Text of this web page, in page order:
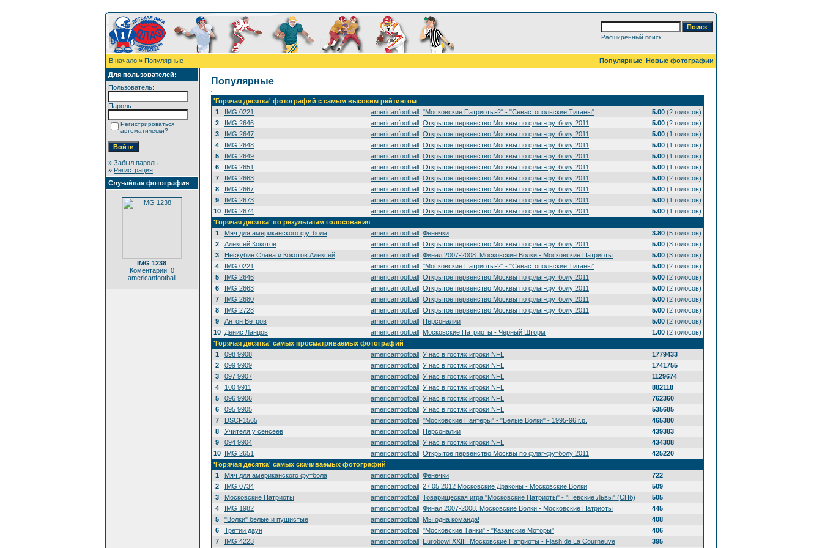
Расширенный поиск
В начало » Популярные Популярные Новые фотографии
Для пользователей:
Пользователь:
Пароль:
Регистрироваться
автоматически?
» Забыл пароль
» Регистрация
Случайная фотография
IMG 1238
Коментарии: 0
americanfootball
Популярные
'Горячая десятка' фотографий с самым высоким рейтингом
1
IMG 0221 americanfootball "Московские Патриоты-2" - "Севастопольские Титаны" 5.00 (2 голосов)
2
IMG 2646 americanfootball Открытое первенство Москвы по флаг-футболу 2011 5.00 (2 голосов)
3
IMG 2647 americanfootball Открытое первенство Москвы по флаг-футболу 2011 5.00 (1 голосов)
4
IMG 2648 americanfootball Открытое первенство Москвы по флаг-футболу 2011 5.00 (1 голосов)
5
IMG 2649 americanfootball Открытое первенство Москвы по флаг-футболу 2011 5.00 (1 голосов)
6
IMG 2651 americanfootball Открытое первенство Москвы по флаг-футболу 2011 5.00 (1 голосов)
7
IMG 2663 americanfootball Открытое первенство Москвы по флаг-футболу 2011 5.00 (2 голосов)
8
IMG 2667 americanfootball Открытое первенство Москвы по флаг-футболу 2011 5.00 (1 голосов)
9
IMG 2673 americanfootball Открытое первенство Москвы по флаг-футболу 2011 5.00 (1 голосов)
10 IMG 2674 americanfootball Открытое первенство Москвы по флаг-футболу 2011 5.00 (1 голосов)
'Горячая десятка' по результатам голосования
1
Мяч для американского футбола americanfootball Фенечки 3.80 (5 голосов)
2
Алексей Кокотов americanfootball Открытое первенство Москвы по флаг-футболу 2011 5.00 (3 голосов)
3
Нескубин Слава и Кокотов Алексей americanfootball Финал 2007-2008. Московские Волки - Московские Патриоты 5.00 (3 голосов)
4
IMG 0221 americanfootball "Московские Патриоты-2" - "Севастопольские Титаны" 5.00 (2 голосов)
5
IMG 2646 americanfootball Открытое первенство Москвы по флаг-футболу 2011 5.00 (2 голосов)
6
IMG 2663 americanfootball Открытое первенство Москвы по флаг-футболу 2011 5.00 (2 голосов)
7
IMG 2680 americanfootball Открытое первенство Москвы по флаг-футболу 2011 5.00 (2 голосов)
8
IMG 2728 americanfootball Открытое первенство Москвы по флаг-футболу 2011 5.00 (2 голосов)
9
Антон Ветров americanfootball Персоналии 5.00 (2 голосов)
10 Денис Ланцов americanfootball Московские Патриоты - Черный Шторм 1.00 (2 голосов)
'Горячая десятка' самых просматриваемых фотографий
1
098 9908 americanfootball У нас в гостях игроки NFL
1779433
2
099 9909 americanfootball У нас в гостях игроки NFL
1741755
3
097 9907 americanfootball У нас в гостях игроки NFL
1129674
4
100 9911 americanfootball У нас в гостях игроки NFL
882118
5
096 9906 americanfootball У нас в гостях игроки NFL
762360
6
095 9905 americanfootball У нас в гостях игроки NFL
535685
7
DSCF1565 americanfootball "Московские Пантеры" - "Белые Волки" - 1995-96 г.р.
465380
8
Учителя у сенсеев americanfootball Персоналии
439383
9
094 9904 americanfootball У нас в гостях игроки NFL
434308
10 IMG 2651 americanfootball Открытое первенство Москвы по флаг-футболу 2011
425220
'Горячая десятка' самых скачиваемых фотографий
1
Мяч для американского футбола americanfootball Фенечки
722
2
IMG 0734 americanfootball 27.05.2012 Московские Драконы - Московские Волки
509
3
Московские Патриоты americanfootball Товарищеская игра "Московские Патриоты" - "Невские Львы" (СПб)
505
4
IMG 1982 americanfootball Финал 2007-2008. Московские Волки - Московские Патриоты
445
5
"Волки" белые и пушистые americanfootball Мы одна команда!
408
6
Третий даун americanfootball "Московские Танки" - "Казанские Моторы"
406
7
IMG 4223 americanfootball Eurobowl XXIII. Московские Патриоты - Flash de La Courneuve 395